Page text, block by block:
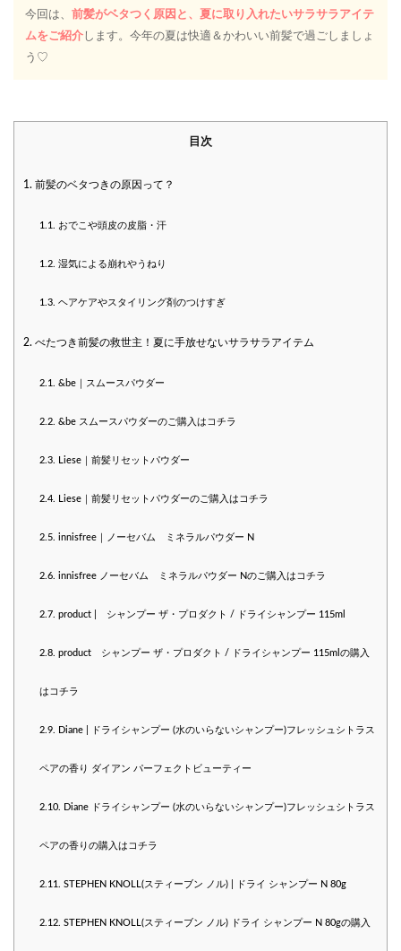
今回は、 前髪がベタつく原因と、夏に取り入れたいサラサラアイテ
ムをご紹介します。今年の夏は快適＆かわいい前髪で過ごしましょ
う♡
目次
1. 前髪のベタつきの原因って？
1.1. おでこや頭皮の皮脂・汗
1.2. 湿気による崩れやうねり
1.3. ヘアケアやスタイリング剤のつけすぎ
2. べたつき前髪の救世主！夏に手放せないサラサラアイテム
2.1. &be｜スムースパウダー
2.2. &be スムースパウダーのご購入はコチラ
2.3. Liese｜前髪リセットパウダー
2.4. Liese｜前髪リセットパウダーのご購入はコチラ
2.5. innisfree｜ノーセバム ミネラルパウダー N
2.6. innisfree ノーセバム ミネラルパウダー Nのご購入はコチラ
2.7. product | シャンプー ザ・プロダクト / ドライシャンプー 115ml
2.8. product シャンプー ザ・プロダクト / ドライシャンプー 115mlの購入
はコチラ
2.9. Diane | ドライシャンプー (水のいらないシャンプー)フレッシュシトラス
ペアの香り ダイアン パーフェクトビューティー
2.10. Diane ドライシャンプー (水のいらないシャンプー)フレッシュシトラス
ペアの香りの購入はコチラ
2.11. STEPHEN KNOLL(スティーブン ノル) | ドライ シャンプー N 80g
2.12. STEPHEN KNOLL(スティーブン ノル) ドライ シャンプー N 80gの購入